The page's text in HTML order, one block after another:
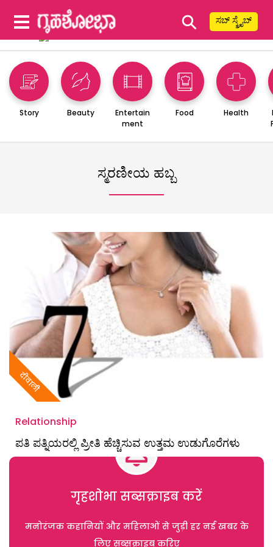
⚲ ಸಬ್ ಸ್ಕ್ರೈಬ್
Story Beauty
Entertain
ment
Food Health
ಸ್ಮರಣೀಯ ಹಬ್ಬ
दीवाली
Relationship
ಪತಿ ಪತ್ನಿಯರಲ್ಲಿ ಪ್ರೀತಿ ಹೆಚ್ಚಿಸುವ ಉತ್ತಮ ಉಡುಗೊರೆಗಳು
गृहशोभा सब्सक्राइब करें
मनोरंजक कहानियों और महिलाओं से जुड़ी हर नई खबर के
लिए सब्सक्राइब करिए